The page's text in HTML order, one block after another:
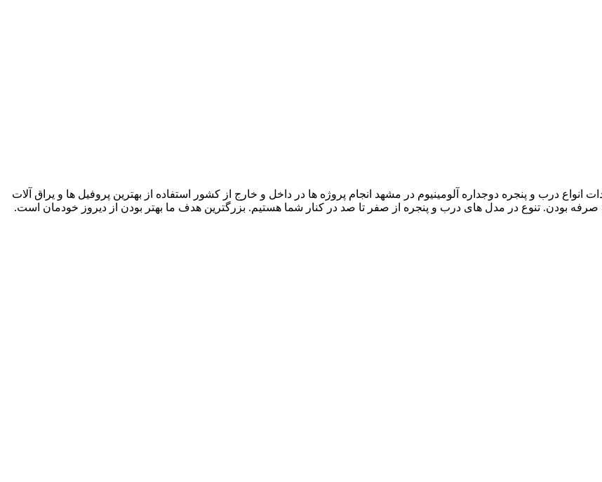
در زمینه ساخت و تولیدات انواع درب و پنجره دوجداره آلومینیوم در مشهد انجام پروژه ها در داخل و خارج از کشور استفاده از بهترین پروفیل ها و یراق آلات
صرفه بودن. تنوع در مدل های درب و پنجره از صفر تا صد در کنار شما هستیم. بزرگترین هدف ما بهتر بودن از دیروز خودمان است.